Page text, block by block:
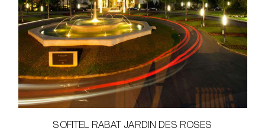
SOFITEL RABAT JARDIN DES ROSES